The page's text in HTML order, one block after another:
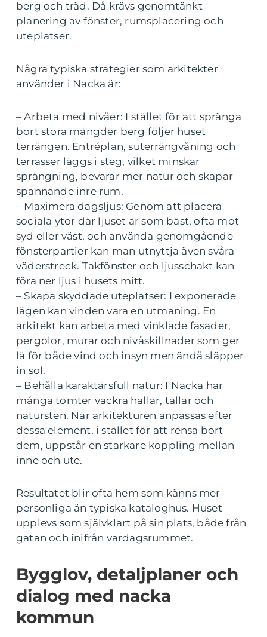
berg och träd. Då krävs genomtänkt
planering av fönster, rumsplacering och
uteplatser.
Några typiska strategier som arkitekter
använder i Nacka är:
– Arbeta med nivåer: I stället för att spränga
bort stora mängder berg följer huset
terrängen. Entréplan, suterrängvåning och
terrasser läggs i steg, vilket minskar
sprängning, bevarar mer natur och skapar
spännande inre rum.
– Maximera dagsljus: Genom att placera
sociala ytor där ljuset är som bäst, ofta mot
syd eller väst, och använda genomgående
fönsterpartier kan man utnyttja även svåra
väderstreck. Takfönster och ljusschakt kan
föra ner ljus i husets mitt.
– Skapa skyddade uteplatser: I exponerade
lägen kan vinden vara en utmaning. En
arkitekt kan arbeta med vinklade fasader,
pergolor, murar och nivåskillnader som ger
lä för både vind och insyn men ändå släpper
in sol.
– Behålla karaktärsfull natur: I Nacka har
många tomter vackra hällar, tallar och
natursten. När arkitekturen anpassas efter
dessa element, i stället för att rensa bort
dem, uppstår en starkare koppling mellan
inne och ute.
Resultatet blir ofta hem som känns mer
personliga än typiska kataloghus. Huset
upplevs som självklart på sin plats, både från
gatan och inifrån vardagsrummet.
Bygglov, detaljplaner och
dialog med nacka
kommun